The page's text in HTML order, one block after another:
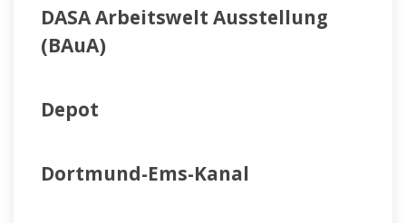
DASA Arbeitswelt Ausstellung
(BAuA)
Depot
Dortmund-Ems-Kanal